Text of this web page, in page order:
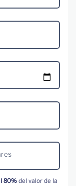
80% del valor de la